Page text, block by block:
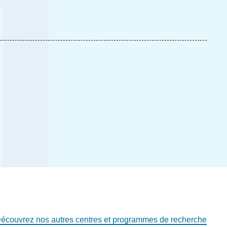
nos autres centres et programmes de recherche